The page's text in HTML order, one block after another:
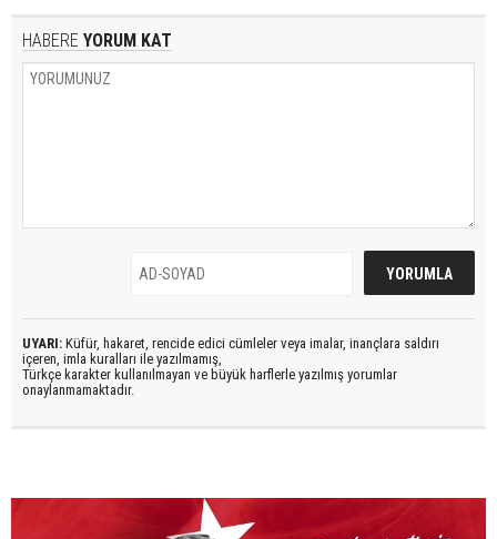
HABERE YORUM KAT
UYARI: Küfür, hakaret, rencide edici cümleler veya imalar, inançlara saldırı
içeren, imla kuralları ile yazılmamış,
Türkçe karakter kullanılmayan ve büyük harflerle yazılmış yorumlar
onaylanmamaktadır.